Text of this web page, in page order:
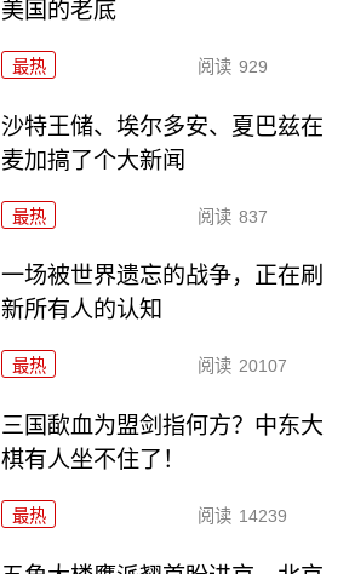
美国的老底
最热 阅读 929
沙特王储、埃尔多安、夏巴兹在
麦加搞了个大新闻
最热 阅读 837
一场被世界遗忘的战争，正在刷
新所有人的认知
最热 阅读 20107
三国歃血为盟剑指何方？中东大
棋有人坐不住了！
最热 阅读 14239